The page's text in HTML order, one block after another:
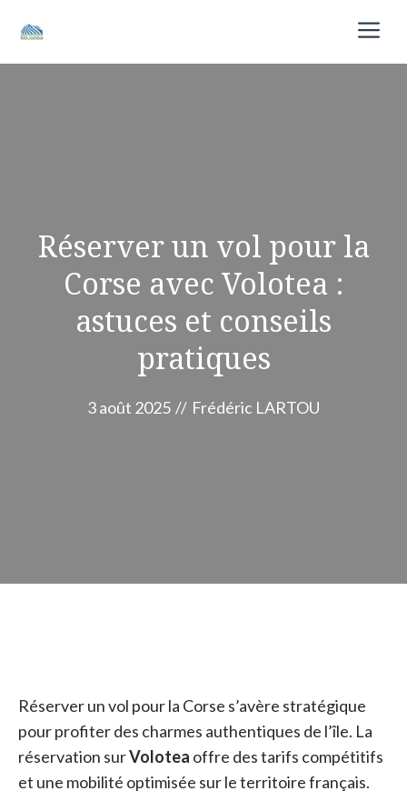
contenu
Réserver un vol pour la
Corse avec Volotea :
astuces et conseils
pratiques
3 août 2025 // Frédéric LARTOU
Réserver un vol pour la Corse s’avère stratégique
pour profiter des charmes authentiques de l’île. La
réservation surVolotea offre des tarifs compétitifs
et une mobilité optimisée sur le territoire français.